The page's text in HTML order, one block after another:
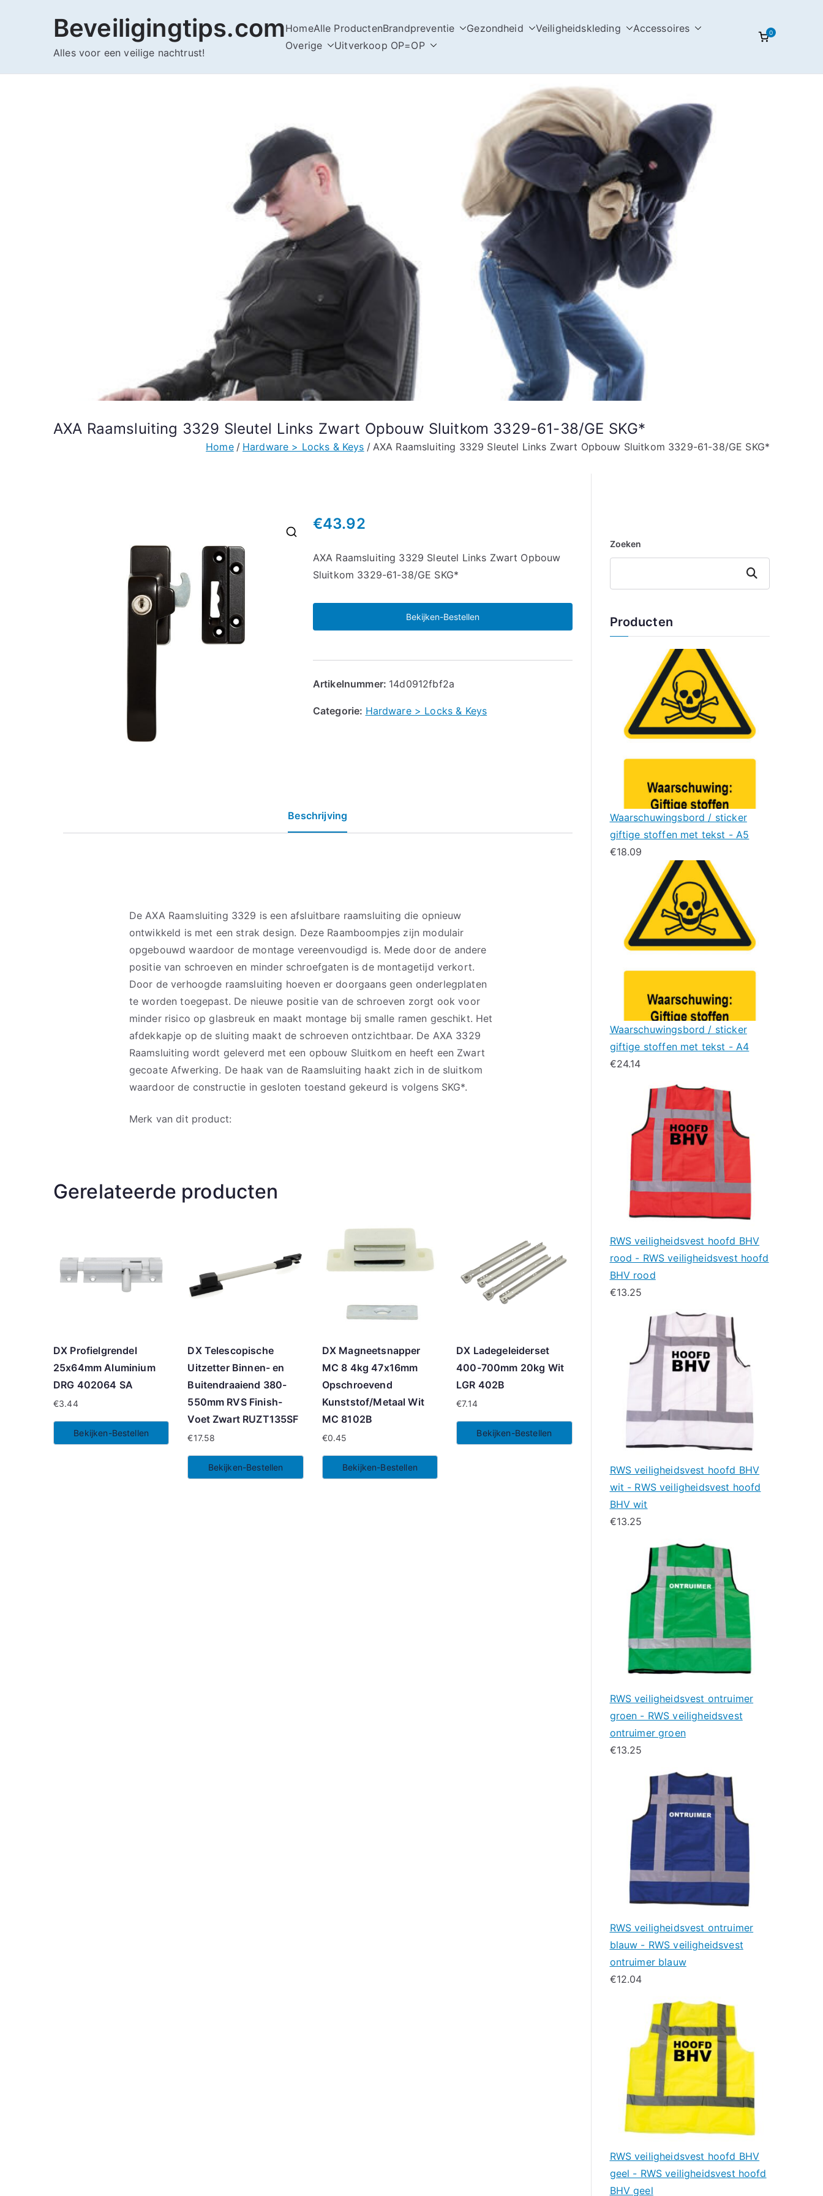
Beveiligingtips.com
Alles voor een veilige nachtrust!
HomeAlle ProductenBrandpreventie Gezondheid Veiligheidskleding
Accessoires
Overige
Uitverkoop OP=OP
0
AXA Raamsluiting 3329 Sleutel Links Zwart Opbouw Sluitkom 3329-61-38/GE SKG*
Home Hardware > Locks & Keys AXA Raamsluiting 3329 Sleutel Links Zwart Opbouw Sluitkom 3329-61-38/GE SKG*
€43.92
AXA Raamsluiting 3329 Sleutel Links Zwart Opbouw
Sluitkom 3329-61-38/GE SKG*
Bekijken-Bestellen
Artikelnummer: 14d0912fbf2a
Categorie: Hardware > Locks & Keys
Beschrijving
De AXA Raamsluiting 3329 is een afsluitbare raamsluiting die opnieuw
ontwikkeld is met een strak design. Deze Raamboompjes zijn modulair
opgebouwd waardoor de montage vereenvoudigd is. Mede door de andere
positie van schroeven en minder schroefgaten is de montagetijd verkort.
Door de verhoogde raamsluiting hoeven er doorgaans geen onderlegplaten
te worden toegepast. De nieuwe positie van de schroeven zorgt ook voor
minder risico op glasbreuk en maakt montage bij smalle ramen geschikt. Het
afdekkapje op de sluiting maakt de schroeven ontzichtbaar. De AXA 3329
Raamsluiting wordt geleverd met een opbouw Sluitkom en heeft een Zwart
gecoate Afwerking. De haak van de Raamsluiting haakt zich in de sluitkom
waardoor de constructie in gesloten toestand gekeurd is volgens SKG*.
Merk van dit product:
Gerelateerde producten
DX Profielgrendel
25x64mm Aluminium
DRG 402064 SA
€3.44
Bekijken-Bestellen
DX Telescopische
Uitzetter Binnen- en
Buitendraaiend 380-
550mm RVS Finish-
Voet Zwart RUZT135SF
€17.58
Bekijken-Bestellen
DX Magneetsnapper
MC 8 4kg 47x16mm
Opschroevend
Kunststof/Metaal Wit
MC 8102B
€0.45
Bekijken-Bestellen
DX Ladegeleiderset
400-700mm 20kg Wit
LGR 402B
€7.14
Bekijken-Bestellen
Zoeken
Zoeken
Producten
Waarschuwingsbord / sticker
giftige stoffen met tekst - A5
€18.09
Waarschuwingsbord / sticker
giftige stoffen met tekst - A4
€24.14
RWS veiligheidsvest hoofd BHV
rood - RWS veiligheidsvest hoofd
BHV rood
€13.25
RWS veiligheidsvest hoofd BHV
wit - RWS veiligheidsvest hoofd
BHV wit
€13.25
RWS veiligheidsvest ontruimer
groen - RWS veiligheidsvest
ontruimer groen
€13.25
RWS veiligheidsvest ontruimer
blauw - RWS veiligheidsvest
ontruimer blauw
€12.04
RWS veiligheidsvest hoofd BHV
geel - RWS veiligheidsvest hoofd
BHV geel